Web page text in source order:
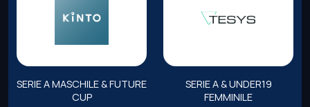
SERIE A MASCHILE & FUTURE
CUP
SERIE A & UNDER19
FEMMINILE